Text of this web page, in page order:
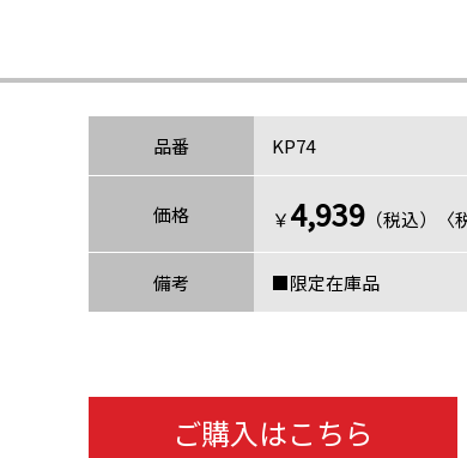
品番 KP74
価格 ￥4,939 （税込）〈
備考 ■限定在庫品
ご購入はこちら